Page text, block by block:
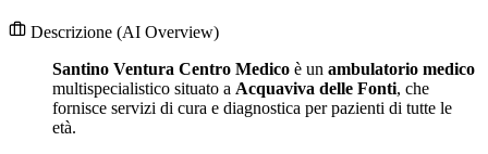
Descrizione (AI Overview)
Santino Ventura Centro Medico è un ambulatorio medico
multispecialistico situato a Acquaviva delle Fonti, che
fornisce servizi di cura e diagnostica per pazienti di tutte le
età.